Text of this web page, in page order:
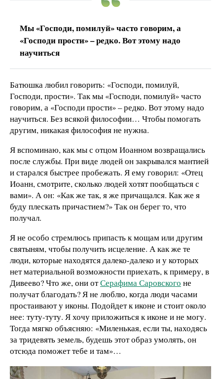
Мы «Господи, помилуй» часто говорим, а
«Господи прости» – редко. Вот этому надо
научиться
Батюшка любил говорить: «Господи, помилуй,
Господи, прости». Так мы «Господи, помилуй» часто
говорим, а «Господи прости» – редко. Вот этому надо
научиться. Без всякой философии… Чтобы помогать
другим, никакая философия не нужна.
Я вспоминаю, как мы с отцом Иоанном возвращались
после службы. При виде людей он закрывался мантией
и старался быстрее пробежать. Я ему говорил: «Отец
Иоанн, смотрите, сколько людей хотят пообщаться с
вами». А он: «Как же так, я же причащался. Как же я
буду плескать причастием?» Так он берег то, что
получал.
Я не особо стремлюсь припасть к мощам или другим
святыням, чтобы получить исцеление. А как же те
люди, которые находятся далеко-далеко и у которых
нет материальной возможности приехать, к примеру, в
Дивеево? Что же, они отСерафима Саровского не
получат благодать? Я не люблю, когда люди часами
простаивают у иконы. Подойдет к иконе и стоит около
нее: туту-туту. Я хочу приложиться к иконе и не могу.
Тогда мягко объясняю: «Миленькая, если ты, находясь
за тридевять земель, будешь этот образ умолять, он
отсюда поможет тебе и там»…